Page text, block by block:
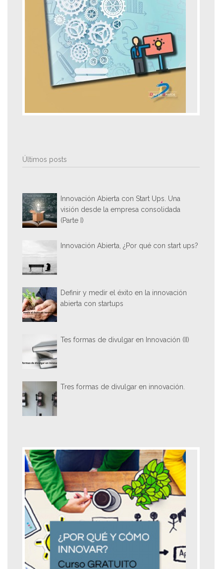
Últimos posts
Innovación Abierta con Start Ups. Una
visión desde la empresa consolidada
(Parte I)
Innovación Abierta, ¿Por qué con start ups?
Definir y medir el éxito en la innovación
abierta con startups
Tes formas de divulgar en Innovación (II)
Tres formas de divulgar en innovación.